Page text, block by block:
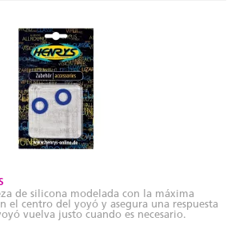
de silicona modelada con la máxima
el centro del yoyó y asegura una respuesta
vuelva justo cuando es necesario.